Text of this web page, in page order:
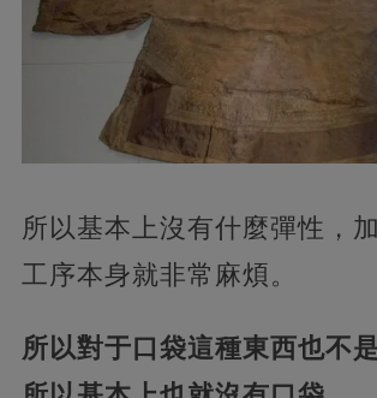
所以基本上沒有什麼彈性，
工序本身就非常麻煩。
所以對于口袋這種東西也不